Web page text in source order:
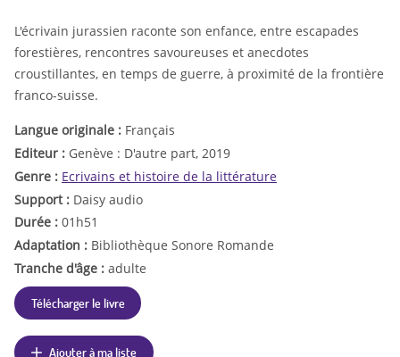
L'écrivain jurassien raconte son enfance, entre escapades
forestières, rencontres savoureuses et anecdotes
croustillantes, en temps de guerre, à proximité de la frontière
franco-suisse.
Langue originale : Français
Editeur : Genève : D'autre part, 2019
Genre : Ecrivains et histoire de la littérature
Support : Daisy audio
Durée : 01h51
Adaptation : Bibliothèque Sonore Romande
Tranche d'âge : adulte
Télécharger le livre
Ajouter à ma liste